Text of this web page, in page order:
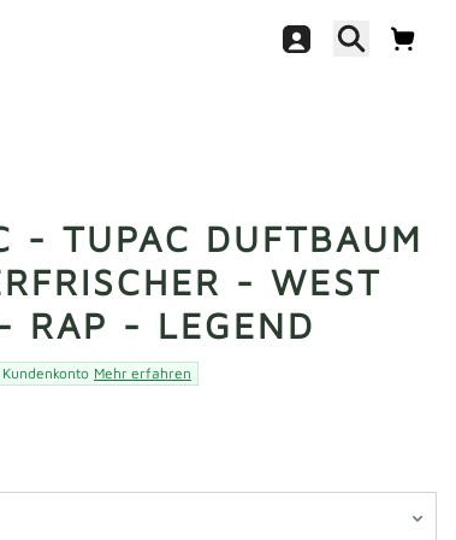
- TUPAC DUFTBAUM
- WEST
RAP - LEGEND
Mehr erfahren